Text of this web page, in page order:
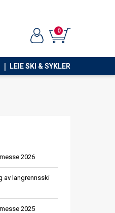
0
LEIE SKI & SYKLER
2026
av langrennsski
2025